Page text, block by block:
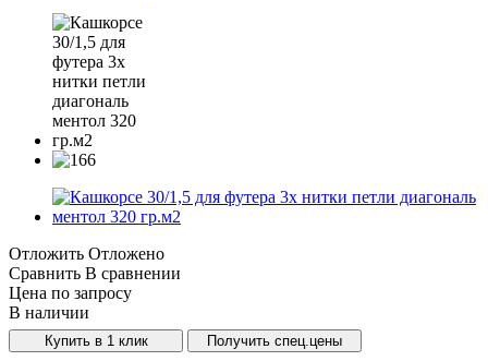
Отложить Отложено
Сравнить В сравнении
Цена по запросу
В наличии
Купить в 1 клик Получить спец.цены